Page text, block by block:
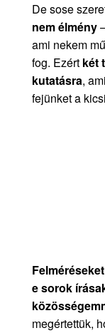
De sose
nem élmény
ami nekem
fog. Ezért két
kutatásra,
fejünket a
e sorok
megértettük,